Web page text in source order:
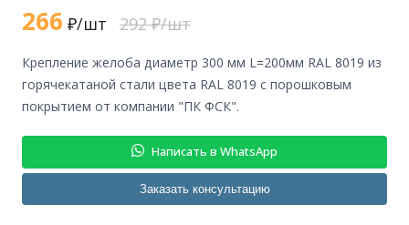
266 ₽/шт 292 ₽/шт
крепление желоба диаметр 300 мм L=200мм RAL 8019 из
горячекатаной стали цвета RAL 8019 с порошковым
покрытием от компании "ПК ФСК".
Написать в WhatsApp
Заказать консультацию